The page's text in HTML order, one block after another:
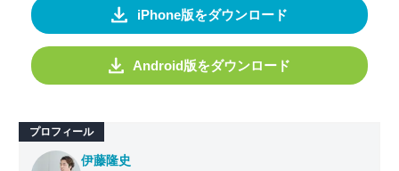
iPhone版をダウンロード
Android版をダウンロード
プロフィール
伊藤隆史